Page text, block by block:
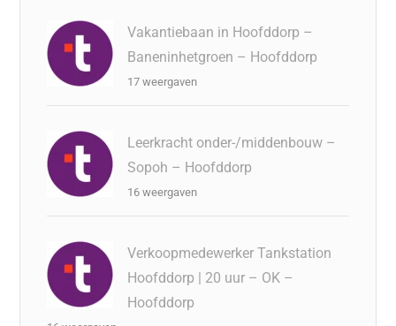
Vakantiebaan in Hoofddorp –
Baneninhetgroen – Hoofddorp
17 weergaven
Leerkracht onder-/middenbouw –
Sopoh – Hoofddorp
16 weergaven
Verkoopmedewerker Tankstation
Hoofddorp | 20 uur – OK –
Hoofddorp